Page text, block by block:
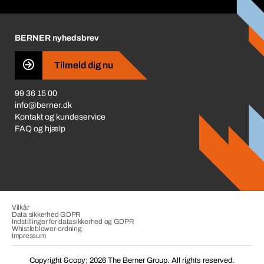
Prisjustering 2026
Business Conduct
BERNER nyhedsbrev
Tilmeld dig nu
99 36 15 00
info@berner.dk
Kontakt og kundeservice
FAQ og hjælp
Copyright &copy; 2026 The Berner Group. All rights reserved.
Vilkår
Data sikkerhed GDPR
Indstillinger for datasikkerhed og GDPR
Whistleblower-ordning
Impressum